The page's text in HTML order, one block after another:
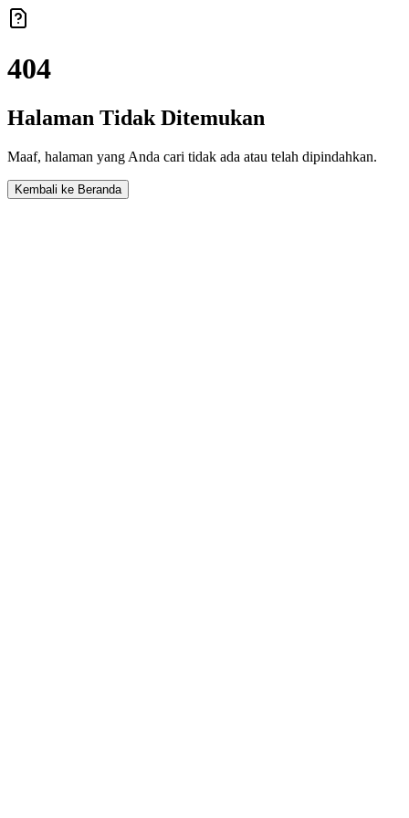
404
Halaman Tidak Ditemukan
Maaf, halaman yang Anda cari tidak ada atau telah dipindahkan.
Kembali ke Beranda